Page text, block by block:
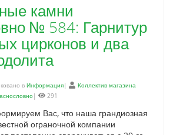
камни
№ 584: Гарнитур
цирконов и два
в Информация|
Коллектив магазина
| 291
Вас, что наша грандиозная
ограночной компании